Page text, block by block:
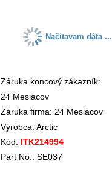
Načítavam dáta ...
Záruka koncový zákazník:
24 Mesiacov
Záruka firma: 24 Mesiacov
Výrobca: Arctic
Kód: ITK214994
Part No.: SE037